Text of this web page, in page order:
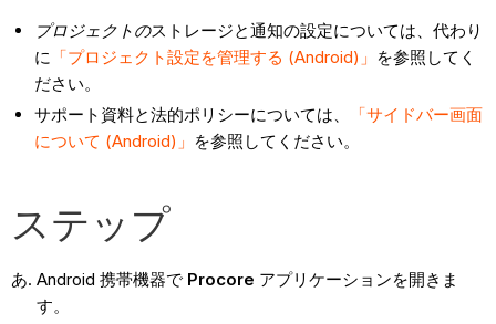
プロジェクトのストレージと通知の設定については、代わり
に 「プロジェクト設定を管理する (Android)」 を参照してく
ださい。
サポート資料と法的ポリシーについては、
「サイドバー画面
について (Android)」 を参照してください。
ステップ
Android 携帯機器で Procore アプリケーションを開きま
す。